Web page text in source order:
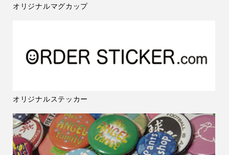
オリジナルマグカップ
オリジナルステッカー